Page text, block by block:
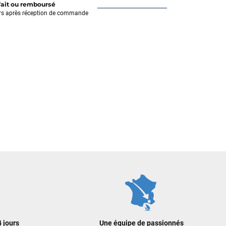
ou remboursé
après réception de commande
jours Une équipe de passionnés